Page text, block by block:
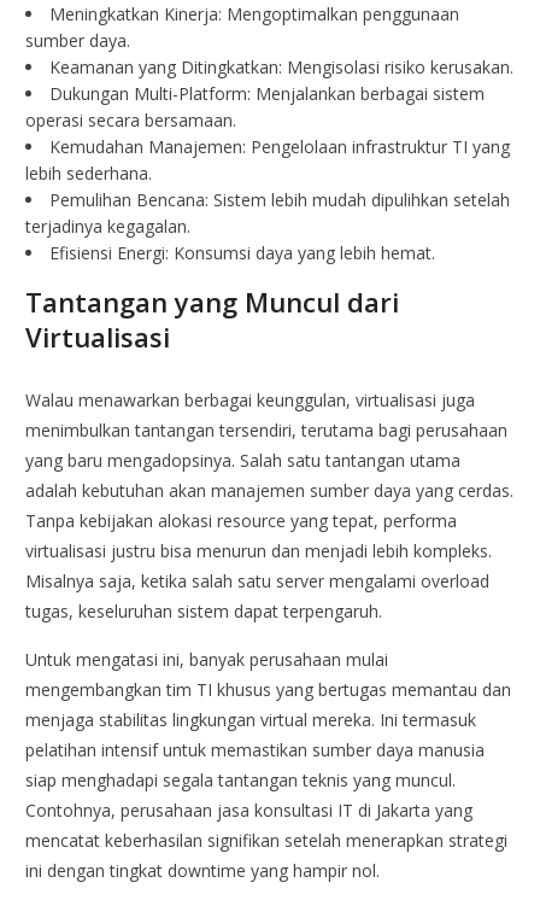
Meningkatkan Kinerja: Mengoptimalkan penggunaan
sumber daya.
Keamanan yang Ditingkatkan: Mengisolasi risiko kerusakan.
Dukungan Multi-Platform: Menjalankan berbagai sistem
operasi secara bersamaan.
Kemudahan Manajemen: Pengelolaan infrastruktur TI yang
lebih sederhana.
Pemulihan Bencana: Sistem lebih mudah dipulihkan setelah
terjadinya kegagalan.
Efisiensi Energi: Konsumsi daya yang lebih hemat.
Tantangan yang Muncul dari
Virtualisasi
Walau menawarkan berbagai keunggulan, virtualisasi juga
menimbulkan tantangan tersendiri, terutama bagi perusahaan
yang baru mengadopsinya. Salah satu tantangan utama
adalah kebutuhan akan manajemen sumber daya yang cerdas.
Tanpa kebijakan alokasi resource yang tepat, performa
virtualisasi justru bisa menurun dan menjadi lebih kompleks.
Misalnya saja, ketika salah satu server mengalami overload
tugas, keseluruhan sistem dapat terpengaruh.
Untuk mengatasi ini, banyak perusahaan mulai
mengembangkan tim TI khusus yang bertugas memantau dan
menjaga stabilitas lingkungan virtual mereka. Ini termasuk
pelatihan intensif untuk memastikan sumber daya manusia
siap menghadapi segala tantangan teknis yang muncul.
Contohnya, perusahaan jasa konsultasi IT di Jakarta yang
mencatat keberhasilan signifikan setelah menerapkan strategi
ini dengan tingkat downtime yang hampir nol.